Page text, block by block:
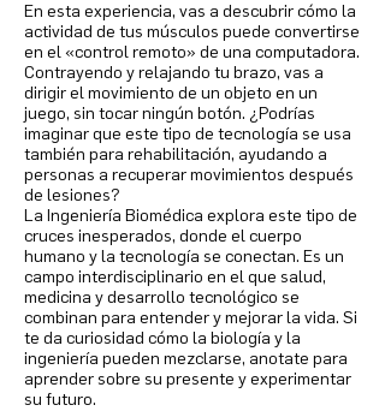
En esta experiencia, vas a descubrir cómo la
actividad de tus músculos puede convertirse
en el «control remoto» de una computadora.
Contrayendo y relajando tu brazo, vas a
dirigir el movimiento de un objeto en un
juego, sin tocar ningún botón. ¿Podrías
imaginar que este tipo de tecnología se usa
también para rehabilitación, ayudando a
personas a recuperar movimientos después
de lesiones?
La Ingeniería Biomédica explora este tipo de
cruces inesperados, donde el cuerpo
humano y la tecnología se conectan. Es un
campo interdisciplinario en el que salud,
medicina y desarrollo tecnológico se
combinan para entender y mejorar la vida. Si
te da curiosidad cómo la biología y la
ingeniería pueden mezclarse, anotate para
aprender sobre su presente y experimentar
su futuro.